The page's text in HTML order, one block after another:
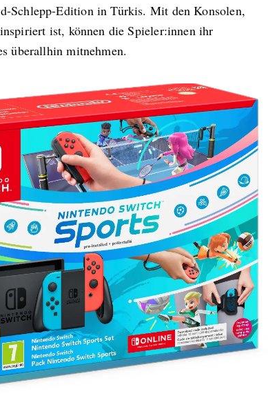
Schlepp-Edition in Türkis. Mit den Konsolen,
ist, können die Spieler:innen ihr
überallhin mitnehmen.